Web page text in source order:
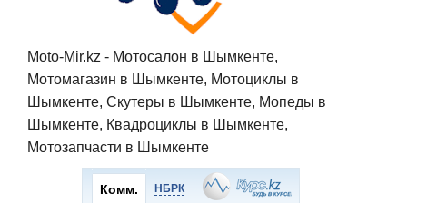
Moto-Mir.kz - Мотосалон в Шымкенте,
Мотомагазин в Шымкенте, Мотоциклы в
Шымкенте, Скутеры в Шымкенте, Мопеды в
Шымкенте, Квадроциклы в Шымкенте,
Мотозапчасти в Шымкенте